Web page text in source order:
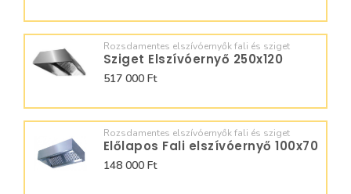
Rozsdamentes elszívóernyők fali és sziget
Sziget Elszívóernyő 250x120
517 000 Ft
Rozsdamentes elszívóernyők fali és sziget
Előlapos Fali elszívóernyő 100x70
148 000 Ft